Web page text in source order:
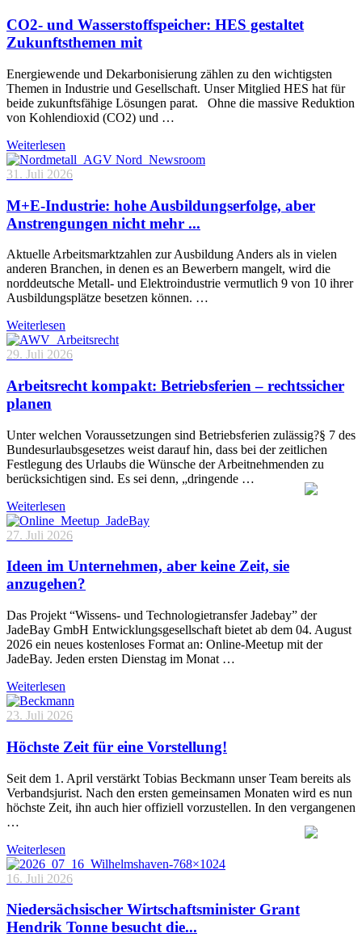
CO2- und Wasserstoffspeicher: HES gestaltet
Zukunftsthemen mit
Energiewende und Dekarbonisierung zählen zu den wichtigsten
Themen in Industrie und Gesellschaft. Unser Mitglied HES hat für
beide zukunftsfähige Lösungen parat. Ohne die massive Reduktion
von Kohlendioxid (CO2) und …
Weiterlesen
31. Juli 2026
M+E-Industrie: hohe Ausbildungserfolge, aber
Anstrengungen nicht mehr ...
Aktuelle Arbeitsmarktzahlen zur Ausbildung Anders als in vielen
anderen Branchen, in denen es an Bewerbern mangelt, wird die
norddeutsche Metall- und Elektroindustrie vermutlich 9 von 10 ihrer
Ausbildungsplätze besetzen können. …
Weiterlesen
29. Juli 2026
Arbeitsrecht kompakt: Betriebsferien – rechtssicher
planen
Unter welchen Voraussetzungen sind Betriebsferien zulässig?§ 7 des
Bundesurlaubsgesetzes weist darauf hin, dass bei der zeitlichen
Festlegung des Urlaubs die Wünsche der Arbeitnehmenden zu
berücksichtigen sind. Es sei denn, „dringende …
Weiterlesen
27. Juli 2026
Ideen im Unternehmen, aber keine Zeit, sie
anzugehen?
Das Projekt “Wissens- und Technologietransfer Jadebay” der
JadeBay GmbH Entwicklungsgesellschaft bietet ab dem 04. August
2026 ein neues kostenloses Format an: Online-Meetup mit der
JadeBay. Jeden ersten Dienstag im Monat …
Weiterlesen
23. Juli 2026
Höchste Zeit für eine Vorstellung!
Seit dem 1. April verstärkt Tobias Beckmann unser Team bereits als
Verbandsjurist. Nach den ersten gemeinsamen Monaten wird es nun
höchste Zeit, ihn auch hier offiziell vorzustellen. In den vergangenen
…
Weiterlesen
16. Juli 2026
Niedersächsischer Wirtschaftsminister Grant
Hendrik Tonne besucht die...